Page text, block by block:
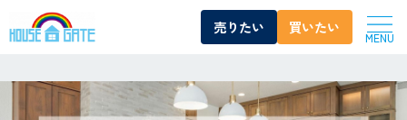
売りたい 買いたい
MENU